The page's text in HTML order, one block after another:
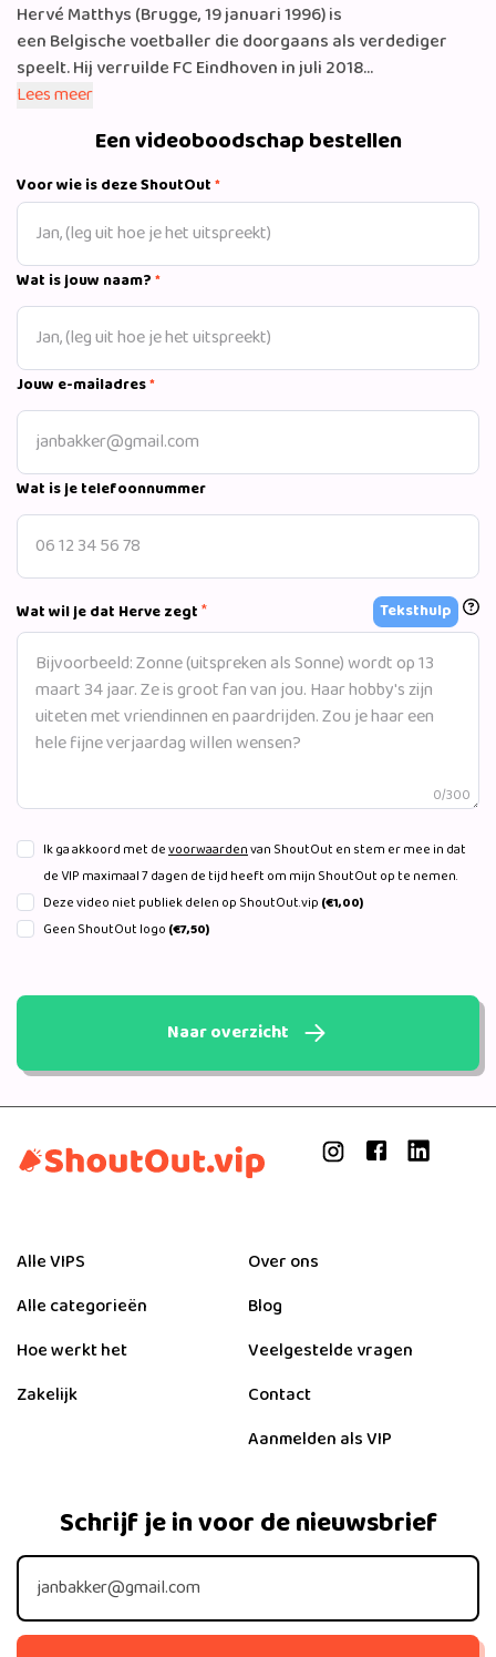
Hervé Matthys (Brugge, 19 januari 1996) is
een Belgische voetballer die doorgaans als verdediger
speelt. Hij verruilde FC Eindhoven in juli 2018
voor Excelsior. Momenteel speelt Herve voor ADO Den
Lees meer
Een videoboodschap bestellen
Voor wie is deze ShoutOut*
Wat is jouw naam?*
Jouw e-mailadres*
Wat is je telefoonnummer
Wat wil je dat Herve zegt* Teksthulp
0/300
Ik ga akkoord met devoorwaardenvan ShoutOut en stem er mee in dat
de VIP maximaal 7 dagen de tijd heeft om mijn ShoutOut op te nemen.
Deze video niet publiek delen op ShoutOut.vip (€1,00)
Geen ShoutOut logo (€7,50)
Naar overzicht
Alle VIPS
Alle categorieën
Hoe werkt het
Zakelijk
Over ons
Blog
Veelgestelde vragen
Contact
Aanmelden als VIP
Schrijf je in voor de nieuwsbrief